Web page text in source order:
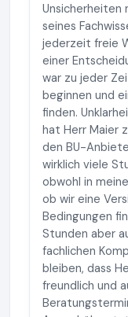
Unsicherheiten
seines
jederzeit freie
einer
war zu jeder
beginnen und
finden.
hat Herr Maier
den BU-
wirklich viele
obwohl in
ob wir eine
Bedingungen
Stunden aber
fachlichen
bleiben, dass
freundlich und